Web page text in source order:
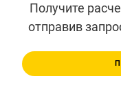
Получите
отправив